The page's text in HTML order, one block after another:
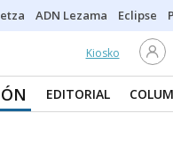
ADN Lezama Eclipse
Kiosko
EDITORIAL